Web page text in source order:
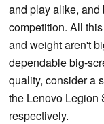
and play alike, and
competition. All
and weight aren't
dependable big-
quality, consider a
the Lenovo Legion
respectively.